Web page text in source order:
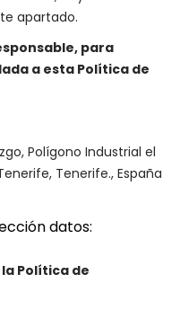
apartado.
para
a esta Política de
Polígono Industrial el
Tenerife., España
datos:
Política de